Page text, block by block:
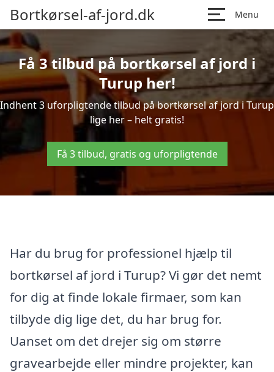
Bortkørsel-af-jord.dk Menu
Få 3 tilbud på bortkørsel af jord i
Turup her!
Indhent 3 uforpligtende tilbud på bortkørsel af jord i Turup
lige her – helt gratis!
Få 3 tilbud, gratis og uforpligtende
Har du brug for professionel hjælp til
bortkørsel af jord i Turup? Vi gør det nemt
for dig at finde lokale firmaer, som kan
tilbyde dig lige det, du har brug for.
Uanset om det drejer sig om større
gravearbejde eller mindre projekter, kan